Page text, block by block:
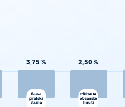
3,75 %
Česká
pirátská
strana
2,50 %
PŘÍSAHA
občanské
hnutí